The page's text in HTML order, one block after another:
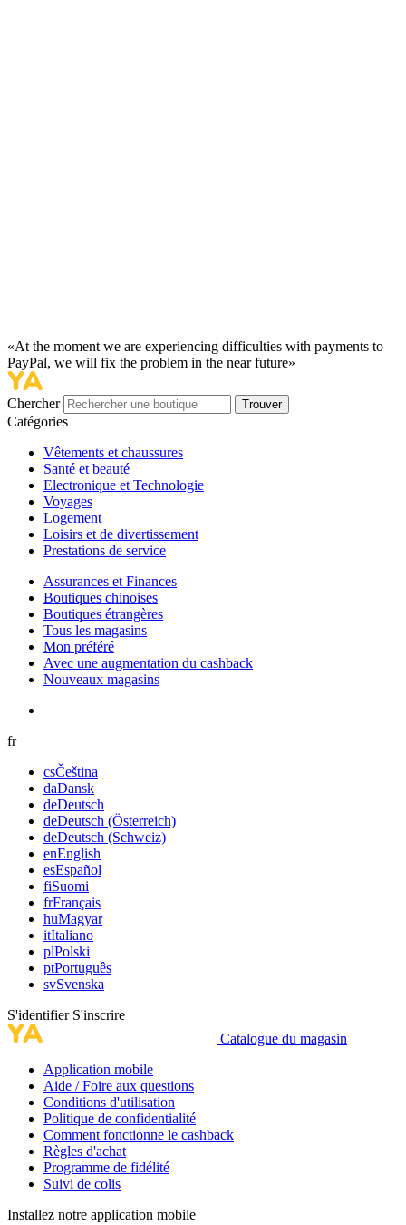
«At the moment we are experiencing difficulties with payments to
PayPal, we will fix the problem in the near future»
Chercher Trouver
Catégories
Vêtements et chaussures
Santé et beauté
Electronique et Technologie
Voyages
Logement
Loisirs et de divertissement
Prestations de service
Assurances et Finances
Boutiques chinoises
Boutiques étrangères
Tous les magasins
Mon préféré
Avec une augmentation du cashback
Nouveaux magasins
fr
csČeština
daDansk
deDeutsch
deDeutsch (Österreich)
deDeutsch (Schweiz)
enEnglish
esEspañol
fiSuomi
frFrançais
huMagyar
itItaliano
plPolski
ptPortuguês
svSvenska
S'identifier S'inscrire
Catalogue du magasin
Application mobile
Aide / Foire aux questions
Conditions d'utilisation
Politique de confidentialité
Comment fonctionne le cashback
Règles d'achat
Programme de fidélité
Suivi de colis
Installez notre application mobile